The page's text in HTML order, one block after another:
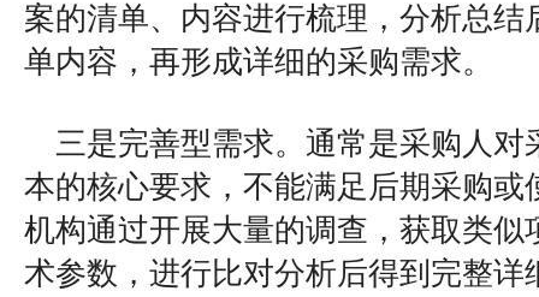
案的清单、内容进行梳理，分析总结
单内容，再形成详细的采购需求。
三是完善型需求。通常是采购人对
本的核心要求，不能满足后期采购或
机构通过开展大量的调查，获取类似
术参数，进行比对分析后得到完整详